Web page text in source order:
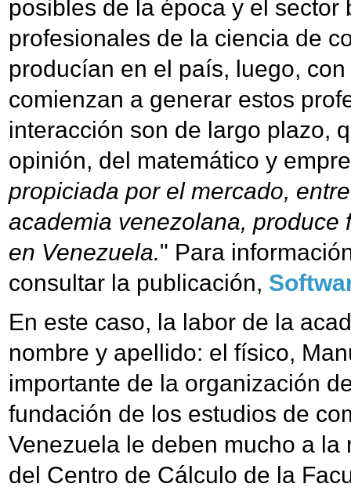
posibles de la época y el
profesionales de la ciencia de
producían en el país, luego,
comienzan a generar estos
interacción son de largo plazo,
opinión, del matemático y
propiciada por el mercado,
academia venezolana, produce
en Venezuela." Para
consultar la publicación,
En este caso, la labor de la
nombre y apellido: el físico,
importante de la organización
fundación de los estudios de
Venezuela le deben mucho a
del Centro de Cálculo de la